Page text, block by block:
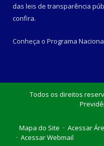
das leis de transparência
confira.
Conheça o Programa
Todos os direitos
Mapa do Site
Acessar
Acessar Webmail